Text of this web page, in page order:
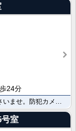
24分
快適な暮らしは株式会社アモルテにお任せくださいませ。防犯カメラを備えておりセキュリティ対策を重視した･･･
号室